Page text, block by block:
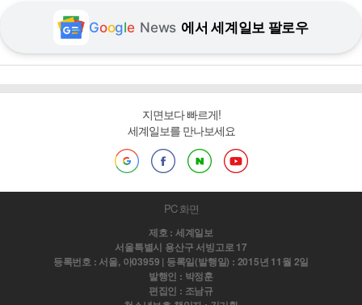
Google News 에서 세계일보 팔로우
지면보다 빠르게!
세계일보를 만나보세요
PC 화면
제호 : 세계일보
서울특별시 용산구 서빙고로 17
등록번호 : 서울, 아03959 | 등록일(발행일) : 2015년 11월 2일
발행인 : 박정훈
편집인 : 조남규